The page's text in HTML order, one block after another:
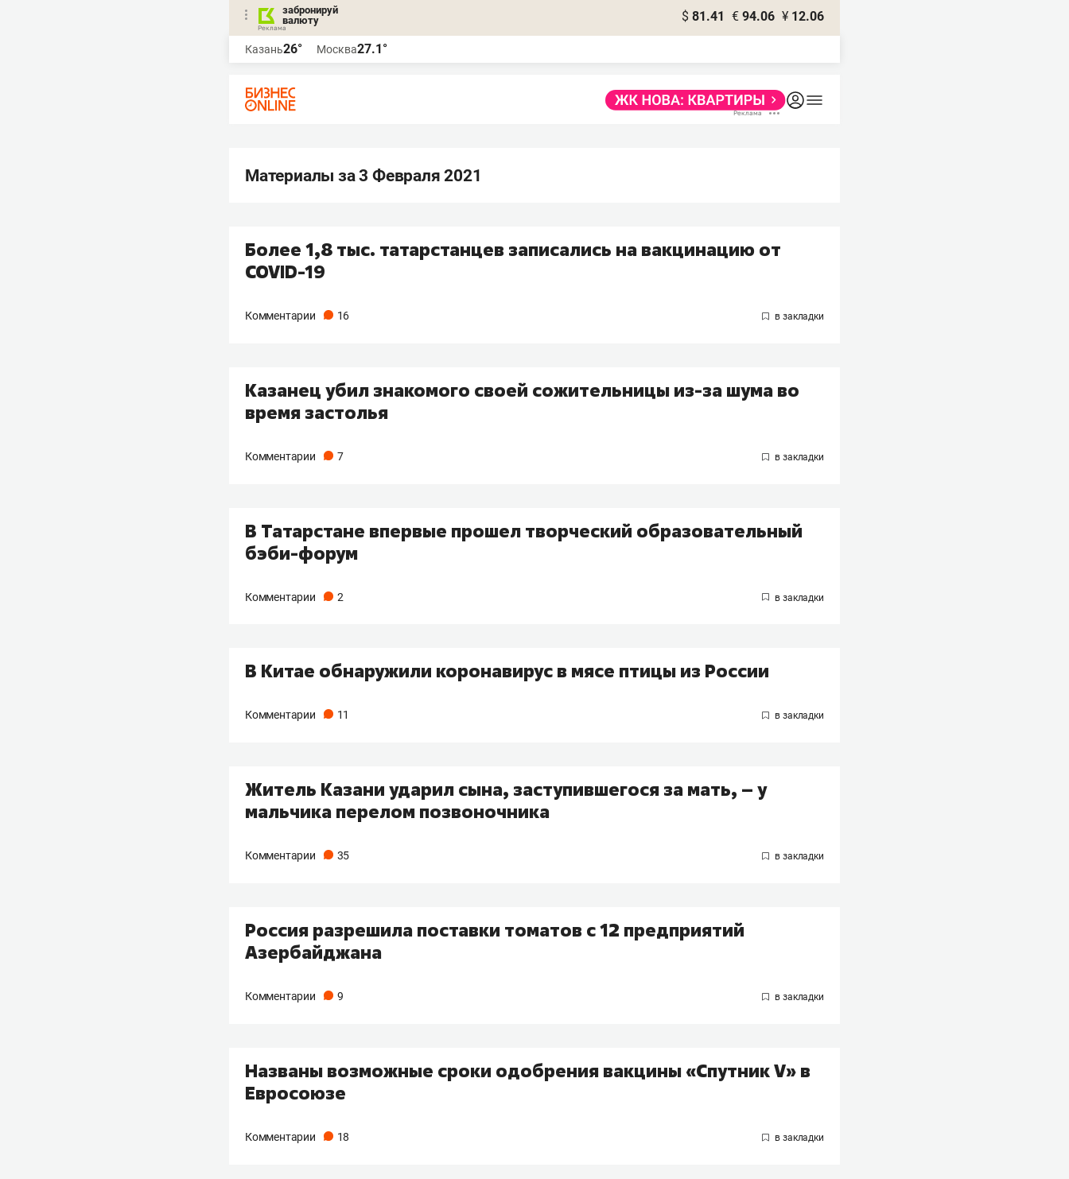
забронируй
валюту
$ 81.41 € 94.06 ¥ 12.06
Казань26° Москва27.1°
Материалы за 3 Февраля 2021
Более 1,8 тыс. татарстанцев записались на вакцинацию от
COVID-19
Комментарии 16
Казанец убил знакомого своей сожительницы из-за шума во
время застолья
Комментарии 7
В Татарстане впервые прошел творческий образовательный
бэби-форум
Комментарии 2
В Китае обнаружили коронавирус в мясе птицы из России
Комментарии 11
Житель Казани ударил сына, заступившегося за мать, – у
мальчика перелом позвоночника
Комментарии 35
Россия разрешила поставки томатов с 12 предприятий
Азербайджана
Комментарии 9
Названы возможные сроки одобрения вакцины «Спутник V» в
Евросоюзе
Комментарии 18